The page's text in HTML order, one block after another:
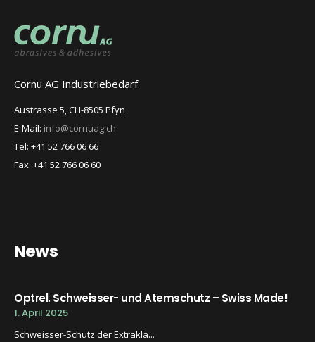
Cornu AG Industriebedarf
Austrasse 5, CH-8505 Pfyn
E-Mail: info@cornuag.ch
Tel: +41 52 766 06 66
Fax: +41 52 766 06 60
News
Optrel. Schweisser- und Atemschutz – Swiss Made!
1. April 2025
Schweisser-Schutz der Extrakla...